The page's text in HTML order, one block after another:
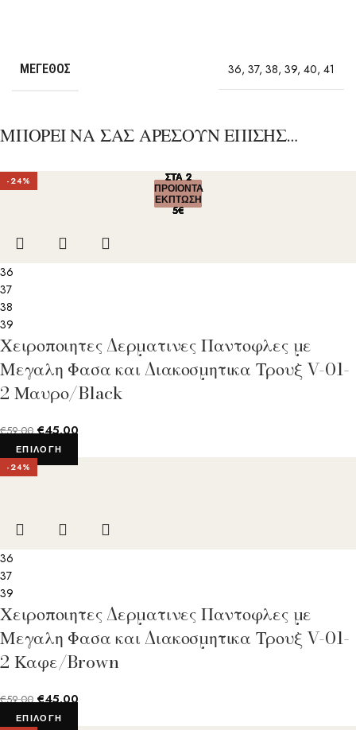
ΜΈΓΕΘΟΣ 36, 37, 38, 39, 40, 41
ΜΠΟΡΕΙ ΝΑ ΣΑΣ ΑΡΕΣΟΥΝ ΕΠΙΣΗΣ…
-24% ΣΤΑ 2
ΠΡΟΙΟΝΤΑ
ΕΚΠΤΩΣΗ
5€
36
37
38
39
Χειροποιητες Δερματινες Παντοφλες με
Μεγαλη Φασα και Διακοσμητικα Τρουξ V-01-
2 Μαυρο/Black
€59.00 €45.00
ΕΠΙΛΟΓΉ
-24%
ΣΤΑ 2
ΠΡΟΙΟΝΤΑ
ΕΚΠΤΩΣΗ
5€
36
37
39
Χειροποιητες Δερματινες Παντοφλες με
Μεγαλη Φασα και Διακοσμητικα Τρουξ V-01-
2 Καφε/Brown
€59.00 €45.00
ΕΠΙΛΟΓΉ
ΣΤΑ 2
ΠΡΟΙΟΝΤΑ
ΕΚΠΤΩΣΗ
5€
ΣΤΑ 2
ΠΡΟΙΟΝΤΑ
ΕΚΠΤΩΣΗ
5€
ΣΤΑ 2
ΠΡΟΙΟΝΤΑ
ΕΚΠΤΩΣΗ
5€